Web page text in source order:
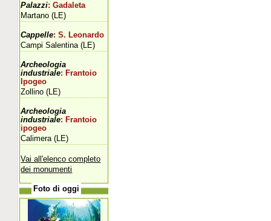
Palazzi: Gadaleta
Martano (LE)
Cappelle: S. Leonardo
Campi Salentina (LE)
Archeologia
industriale: Frantoio
Ipogeo
Zollino (LE)
Archeologia
industriale: Frantoio
ipogeo
Calimera (LE)
Vai all'elenco completo
dei monumenti
Foto di oggi